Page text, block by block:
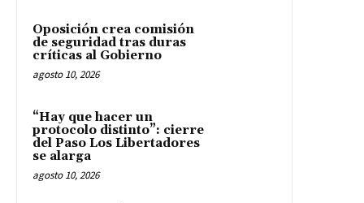
Oposición crea comisión
de seguridad tras duras
críticas al Gobierno
agosto 10, 2026
“Hay que hacer un
protocolo distinto”: cierre
del Paso Los Libertadores
se alarga
agosto 10, 2026